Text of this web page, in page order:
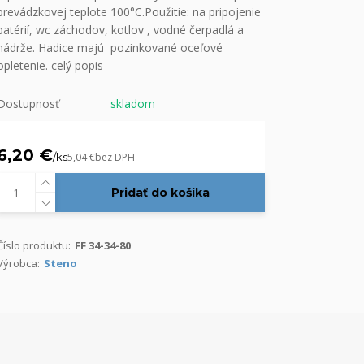
teplote 100°C.Použitie: na pripojenie
wc záchodov, kotlov , vodné čerpadlá a
Hadice majú pozinkované oceľové
celý popis
skladom
€/ks5,04 €bez DPH
Pridať do košíka
produktu: FF 34-34-80
Steno